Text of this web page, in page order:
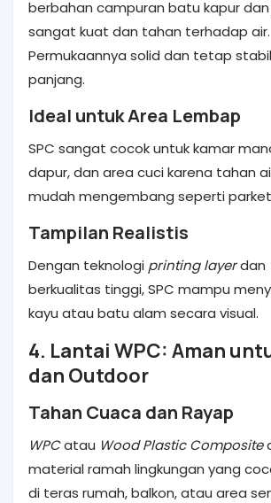
berbahan campuran batu kapur
sangat kuat dan tahan terhadap air.
Permukaannya solid dan tetap
panjang.
Ideal untuk Area Lembap
SPC sangat cocok untuk kamar
dapur, dan area cuci karena tahan
mudah mengembang seperti parket
Tampilan Realistis
Dengan teknologi printing layerdan
berkualitas tinggi, SPC mampu
kayu atau batu alam secara visual.
4. Lantai WPC: Aman
dan Outdoor
Tahan Cuaca dan Rayap
WPCatau Wood Plastic Composite
material ramah lingkungan yang
di teras rumah, balkon, atau area